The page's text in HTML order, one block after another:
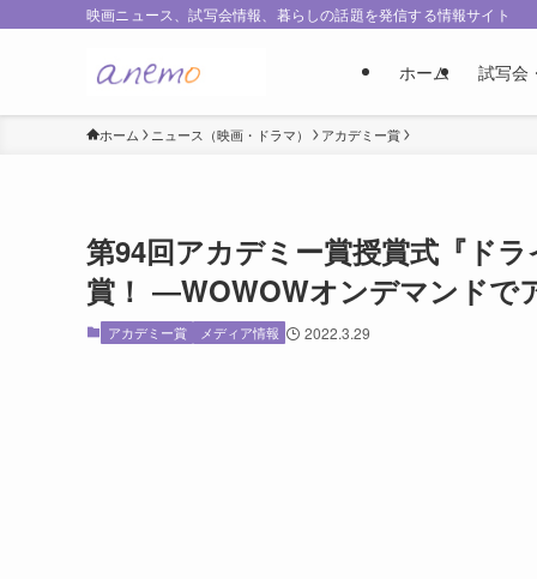
映画ニュース、試写会情報、暮らしの話題を発信する情報サイト
ホーム 試写会
ホーム ニュース（映画・ドラマ） アカデミー賞
第94回アカデミー賞授賞式『ド
賞！ ―WOWOWオンデマンドで
アカデミー賞 メディア情報 2022.3.29